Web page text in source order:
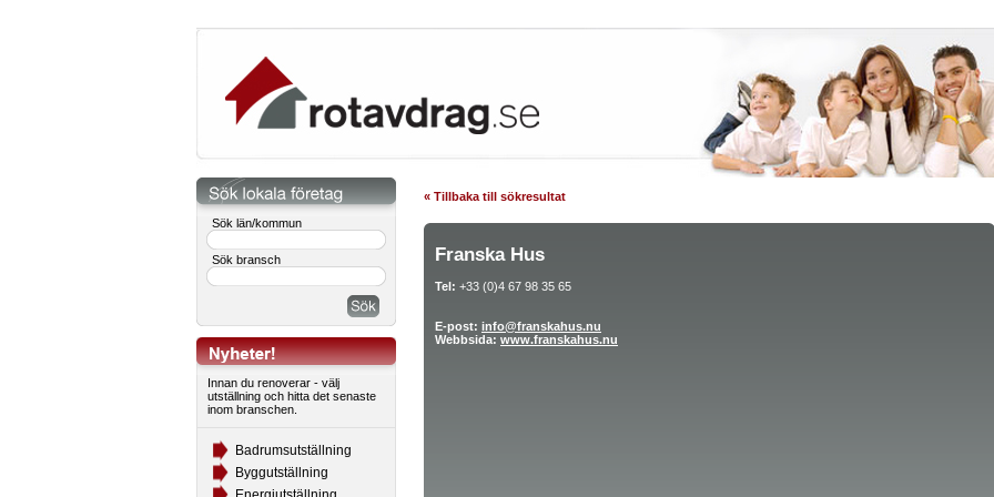
Sök län/kommun
Sök bransch
Innan du renoverar - välj
utställning och hitta det senaste
inom branschen.
Badrumsutställning
Byggutställning
« Tillbaka till sökresultat
Franska Hus
Tel: +33 (0)4 67 98 35 65
E-post: info@franskahus.nu
Webbsida: www.franskahus.nu